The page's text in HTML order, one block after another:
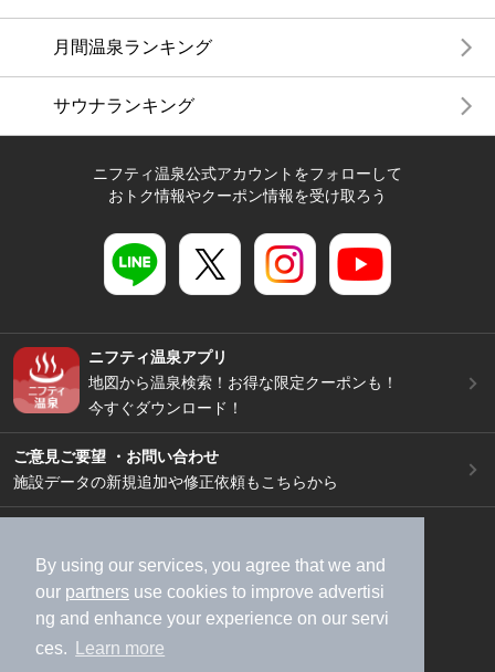
By using our services, you agree that we and
our partners use cookies to improve advertisi
ng and enhance your experience on our servi
ces.
Learn more
月間温泉ランキング
サウナランキング
ニフティ温泉公式アカウントをフォローして
おトク情報やクーポン情報を受け取ろう
ニフティ温泉アプリ
地図から温泉検索！お得な限定クーポンも！
今すぐダウンロード！
ご意見ご要望 ・お問い合わせ
施設データの新規追加や修正依頼もこちらから
加盟店募集（資料請求）
広告出稿のご案内
利用規約
ライフスタイルMEMBERS+規約
特定商取引法に基づく表記
ヘルプ
採用情報
運営会社